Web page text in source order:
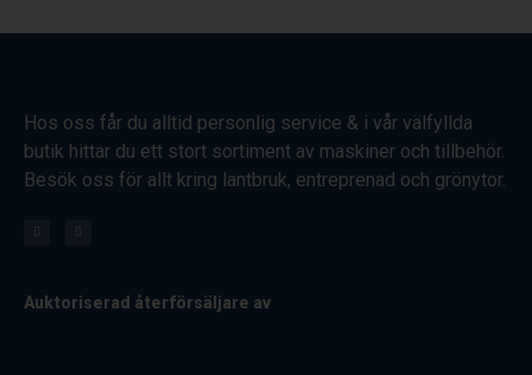
Hos oss får du alltid personlig service & i vår välfyllda
butik hittar du ett stort sortiment av maskiner och tillbehör.
Besök oss för allt kring lantbruk, entreprenad och grönytor.
Auktoriserad återförsäljare av